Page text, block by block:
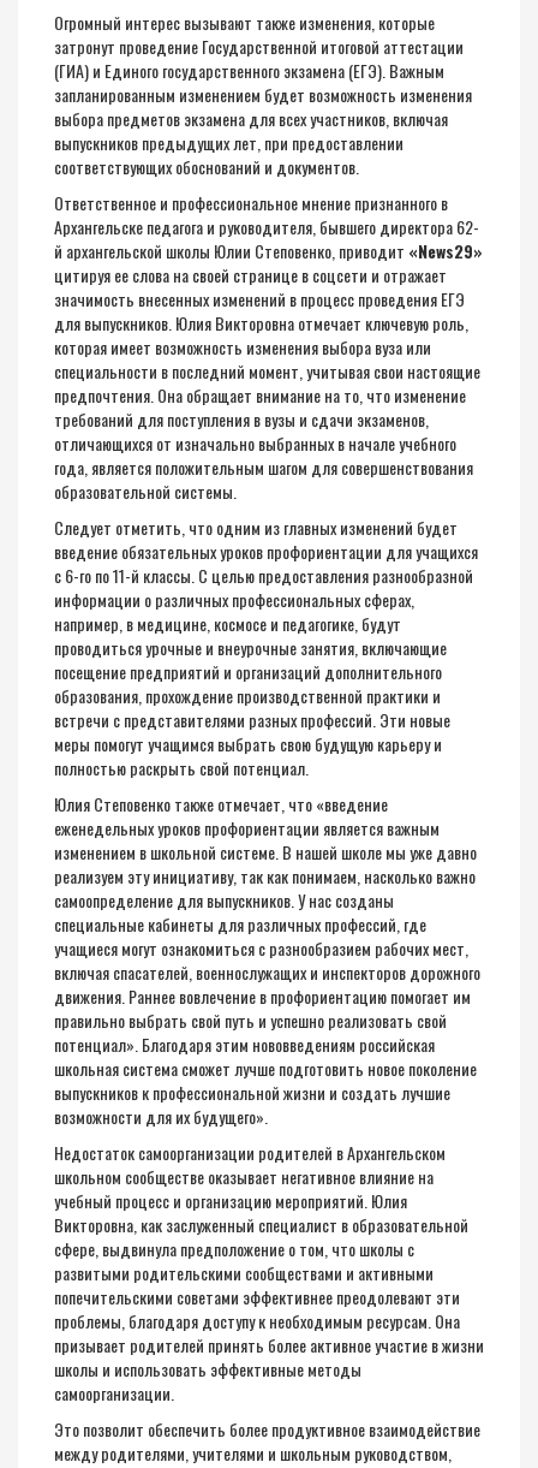
Огромный интерес вызывают также изменения, которые
затронут проведение Государственной итоговой аттестации
(ГИА) и Единого государственного экзамена (ЕГЭ). Важным
запланированным изменением будет возможность изменения
выбора предметов экзамена для всех участников, включая
выпускников предыдущих лет, при предоставлении
соответствующих обоснований и документов.
Ответственное и профессиональное мнение признанного в
Архангельске педагога и руководителя, бывшего директора 62-
й архангельской школы Юлии Степовенко, приводит «News29»
цитируя ее слова насвоей страницев соцсети и отражает
значимость внесенных изменений в процесс проведения ЕГЭ
для выпускников. Юлия Викторовна отмечает ключевую роль,
которая имеет возможность изменения выбора вуза или
специальности в последний момент, учитывая свои настоящие
предпочтения. Она обращает внимание на то, что изменение
требований для поступления в вузы и сдачи экзаменов,
отличающихся от изначально выбранных в начале учебного
года, является положительным шагом для совершенствования
образовательной системы.
Следует отметить, что одним из главных изменений будет
введение обязательных уроков профориентации для учащихся
с 6-го по 11-й классы. С целью предоставления разнообразной
информации о различных профессиональных сферах,
например, в медицине, космосе и педагогике, будут
проводиться урочные и внеурочные занятия, включающие
посещение предприятий и организаций дополнительного
образования, прохождение производственной практики и
встречи с представителями разных профессий. Эти новые
меры помогут учащимся выбрать свою будущую карьеру и
полностью раскрыть свой потенциал.
Юлия Степовенко также отмечает, что «введение
еженедельных уроков профориентации является важным
изменением в школьной системе. В нашей школе мы уже давно
реализуем эту инициативу, так как понимаем, насколько важно
самоопределение для выпускников. У нас созданы
специальные кабинеты для различных профессий, где
учащиеся могут ознакомиться с разнообразием рабочих мест,
включая спасателей, военнослужащих и инспекторов дорожного
движения. Раннее вовлечение в профориентацию помогает им
правильно выбрать свой путь и успешно реализовать свой
потенциал». Благодаря этим нововведениям российская
школьная система сможет лучше подготовить новое поколение
выпускников к профессиональной жизни и создать лучшие
возможности для их будущего».
Недостаток самоорганизации родителей в Архангельском
школьном сообществе оказывает негативное влияние на
учебный процесс и организацию мероприятий. Юлия
Викторовна, как заслуженный специалист в образовательной
сфере, выдвинула предположение о том, что школы с
развитыми родительскими сообществами и активными
попечительскими советами эффективнее преодолевают эти
проблемы, благодаря доступу к необходимым ресурсам. Она
призывает родителей принять более активное участие в жизни
школы и использовать эффективные методы
самоорганизации.
Это позволит обеспечить более продуктивное взаимодействие
между родителями, учителями и школьным руководством,